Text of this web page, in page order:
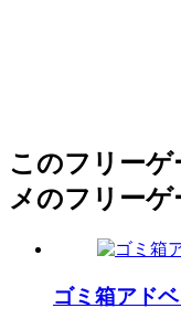
このフリー
メのフリーゲ
ゴミ箱アド